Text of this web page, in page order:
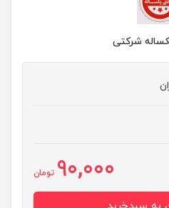
شرکتی
90,000 تومان